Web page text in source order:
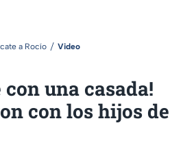
a Rocío Video
con una casada!
con los hijos de